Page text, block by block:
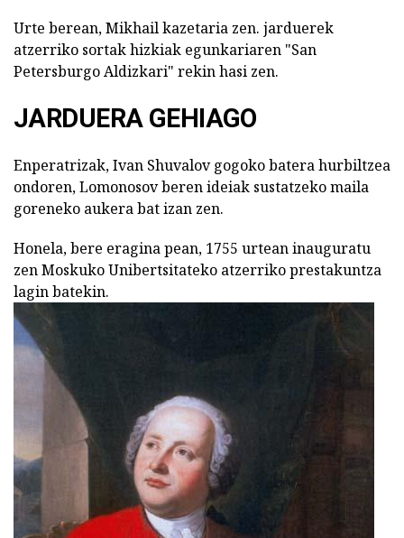
Urte berean, Mikhail kazetaria zen. jarduerek
atzerriko sortak hizkiak egunkariaren "San
Petersburgo Aldizkari" rekin hasi zen.
JARDUERA GEHIAGO
Enperatrizak, Ivan Shuvalov gogoko batera hurbiltzea
ondoren, Lomonosov beren ideiak sustatzeko maila
goreneko aukera bat izan zen.
Honela, bere eragina pean, 1755 urtean inauguratu
zen Moskuko Unibertsitateko atzerriko prestakuntza
lagin batekin.